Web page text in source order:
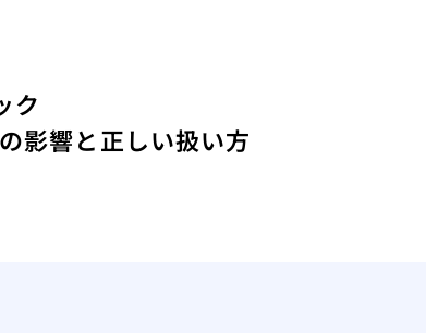
ク
影響と正しい扱い方